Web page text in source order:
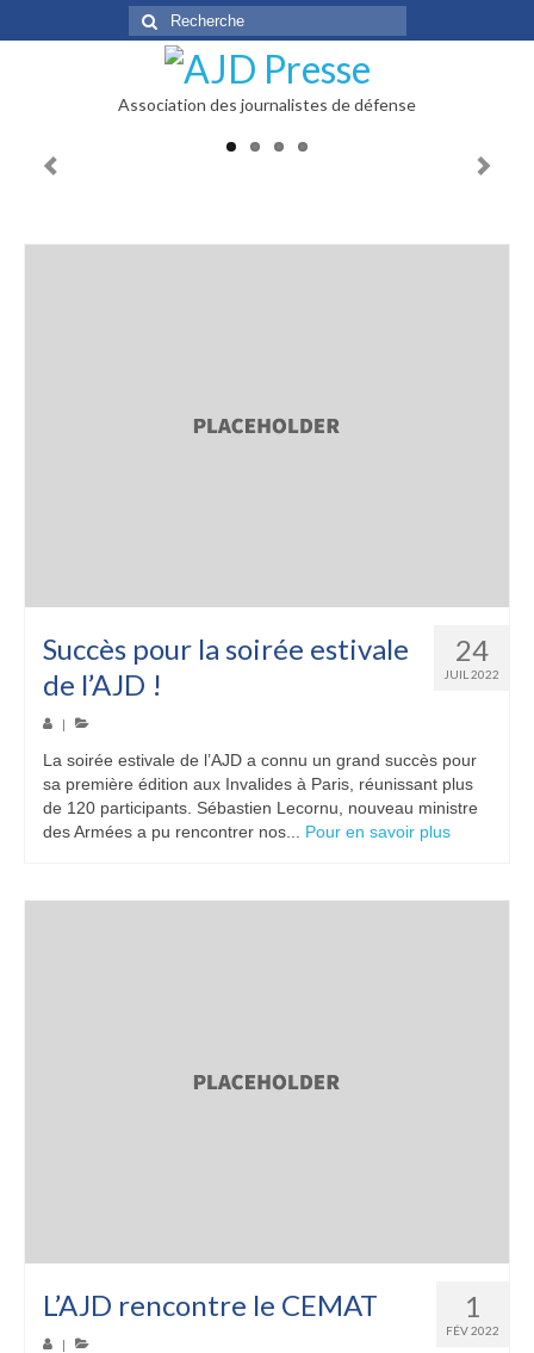
Rechercher
:
Association des journalistes de défense
24
JUIL 2022
Succès pour la soirée estivale
de l’AJD !
|
La soirée estivale de l’AJD a connu un grand succès pour
sa première édition aux Invalides à Paris, réunissant plus
de 120 participants. Sébastien Lecornu, nouveau ministre
des Armées a pu rencontrer nos... Pour en savoir plus
1
FÉV 2022
L’AJD rencontre le CEMAT
|